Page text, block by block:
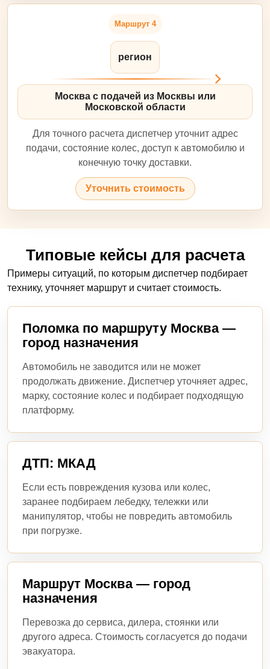
Маршрут 4
регион
Москва с подачей из Москвы или
Московской области
Для точного расчета диспетчер уточнит адрес
подачи, состояние колес, доступ к автомобилю и
конечную точку доставки.
Уточнить стоимость
Типовые кейсы для расчета
Примеры ситуаций, по которым диспетчер подбирает
технику, уточняет маршрут и считает стоимость.
Поломка по маршруту Москва —
город назначения
Автомобиль не заводится или не может
продолжать движение. Диспетчер уточняет адрес,
марку, состояние колес и подбирает подходящую
платформу.
ДТП: МКАД
Если есть повреждения кузова или колес,
заранее подбираем лебедку, тележки или
манипулятор, чтобы не повредить автомобиль
при погрузке.
Маршрут Москва — город
назначения
Перевозка до сервиса, дилера, стоянки или
другого адреса. Стоимость согласуется до подачи
эвакуатора.